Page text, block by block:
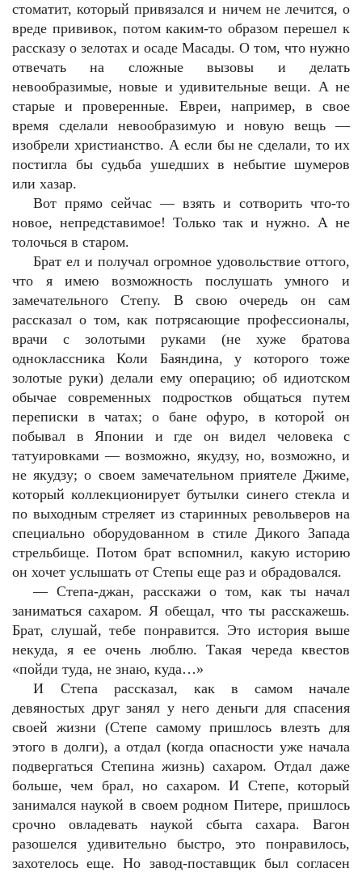
стоматит, который привязался и ничем не лечится, о
вреде прививок, потом каким-то образом перешел к
рассказу о зелотах и осаде Масады. О том, что нужно
отвечать на сложные вызовы и делать
невообразимые, новые и удивительные вещи. А не
старые и проверенные. Евреи, например, в свое
время сделали невообразимую и новую вещь —
изобрели христианство. А если бы не сделали, то их
постигла бы судьба ушедших в небытие шумеров
или хазар.
Вот прямо сейчас — взять и сотворить что-то
новое, непредставимое! Только так и нужно. А не
толочься в старом.
Брат ел и получал огромное удовольствие оттого,
что я имею возможность послушать умного и
замечательного Степу. В свою очередь он сам
рассказал о том, как потрясающие профессионалы,
врачи с золотыми руками (не хуже братова
одноклассника Коли Баяндина, у которого тоже
золотые руки) делали ему операцию; об идиотском
обычае современных подростков общаться путем
переписки в чатах; о бане офуро, в которой он
побывал в Японии и где он видел человека с
татуировками — возможно, якудзу, но, возможно, и
не якудзу; о своем замечательном приятеле Джиме,
который коллекционирует бутылки синего стекла и
по выходным стреляет из старинных револьверов на
специально оборудованном в стиле Дикого Запада
стрельбище. Потом брат вспомнил, какую историю
он хочет услышать от Степы еще раз и обрадовался.
—Степа-джан, расскажи о том, как ты начал
заниматься сахаром. Я обещал, что ты расскажешь.
Брат, слушай, тебе понравится. Это история выше
некуда, я ее очень люблю. Такая череда квестов
«пойди туда, не знаю, куда…»
И Степа рассказал, как в самом начале
девяностых друг занял у него деньги для спасения
своей жизни (Степе самому пришлось влезть для
этого в долги), а отдал (когда опасности уже начала
подвергаться Степина жизнь) сахаром. Отдал даже
больше, чем брал, но сахаром. И Степе, который
занимался наукой в своем родном Питере, пришлось
срочно овладевать наукой сбыта сахара. Вагон
разошелся удивительно быстро, это понравилось,
захотелось еще. Но завод-поставщик был согласен